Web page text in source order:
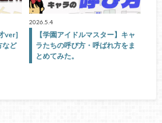
ver]
など
2026.5.4
【学園アイドルマスター】キャ
ラたちの呼び方・呼ばれ方をま
とめてみた。